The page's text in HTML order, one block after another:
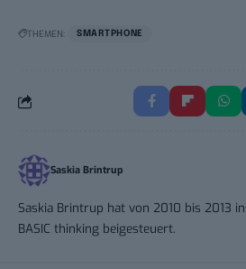
THEMEN: SMARTPHONE
Saskia Brintrup
Saskia Brintrup hat von 2010 bis 2013
BASIC thinking beigesteuert.